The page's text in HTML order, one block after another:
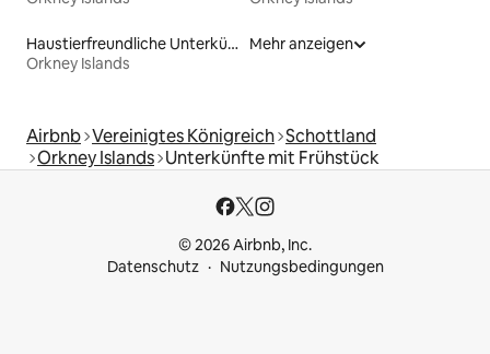
Haustierfreundliche Unterkünfte
Orkney Islands
Mehr anzeigen
Airbnb Vereinigtes Königreich Schottland
Orkney Islands Unterkünfte mit Frühstück
© 2026 Airbnb, Inc.
Datenschutz
Nutzungsbedingungen